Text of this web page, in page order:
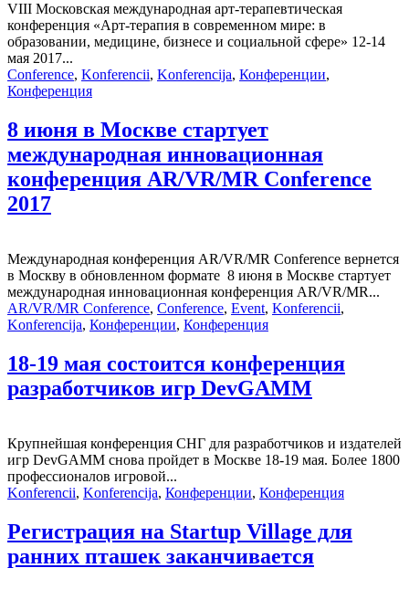
VIII Московская международная арт-терапевтическая
конференция «Арт-терапия в современном мире: в
образовании, медицине, бизнесе и социальной сфере» 12-14
мая 2017...
Conference, Konferencii, Konferencija, Конференции,
Конференция
8 июня в Москве стартует
международная инновационная
конференция AR/VR/MR Conference
2017
Международная конференция AR/VR/MR Conference вернется
в Москву в обновленном формате 8 июня в Москве стартует
международная инновационная конференция AR/VR/MR...
AR/VR/MR Conference, Conference, Event, Konferencii,
Konferencija, Конференции, Конференция
18-19 мая состоится конференция
разработчиков игр DevGAMM
Крупнейшая конференция СНГ для разработчиков и издателей
игр DevGAMM снова пройдет в Москве 18-19 мая. Более 1800
профессионалов игровой...
Konferencii, Konferencija, Конференции, Конференция
Регистрация на Startup Village для
ранних пташек заканчивается